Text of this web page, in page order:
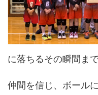
に落ちるその瞬間まで
仲間を信じ、ボール